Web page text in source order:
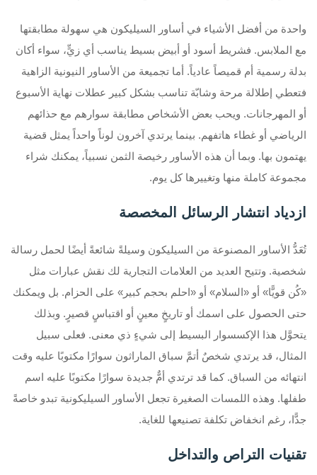
واحدة من أفضل الأشياء في أساور السيليكون هي سهولة مطابقتها
مع الملابس. فشريط أسود أو أبيض بسيط يناسب أي زيٍّ، سواء أكان
بدلة رسمية أم قميصاً عادياً. أما تجميعة من الأساور النيونية الزاهية
فتعطي إطلالة مرحة وشابّة تناسب بشكل كبير عطلات نهاية الأسبوع
أو المهرجانات. ويحب بعض الأشخاص مطابقة سوارهم مع حذائهم
الرياضي أو غطاء هاتفهم. بينما يرتدي آخرون لوناً واحداً يمثل قضية
يهتمون بها. وبما أن هذه الأساور رخيصة الثمن نسبياً، يمكنك شراء
مجموعة كاملة منها وتغييرها كل يوم.
ازدياد انتشار الرسائل المخصصة
تُعَدُّ الأساور المصنوعة من السيليكون وسيلةً شائعةً أيضًا لحمل رسالة
شخصية. وتتيح العديد من العلامات التجارية لك نقش عبارات مثل
«كُن قويًّا» أو «السلام» أو «احلم بحجم كبير» على الحزام. بل ويمكنك
حتى الحصول على اسمك أو تاريخٍ معينٍ أو اقتباسٍ قصيرٍ. وبذلك
يتحوَّل هذا الإكسسوار البسيط إلى شيءٍ ذي معنى. فعلى سبيل
المثال، قد يرتدي شخصٌ أتمَّ سباق الماراثون سوارًا مكتوبًا عليه وقت
انتهائه من السباق. كما قد ترتدي أمٌّ جديدة سوارًا مكتوبًا عليه اسم
طفلها. وهذه اللمسات الصغيرة تجعل الأساور السيليكونية تبدو خاصةً
جدًّا، رغم انخفاض تكلفة تصنيعها للغاية.
تقنيات التراص والتداخل